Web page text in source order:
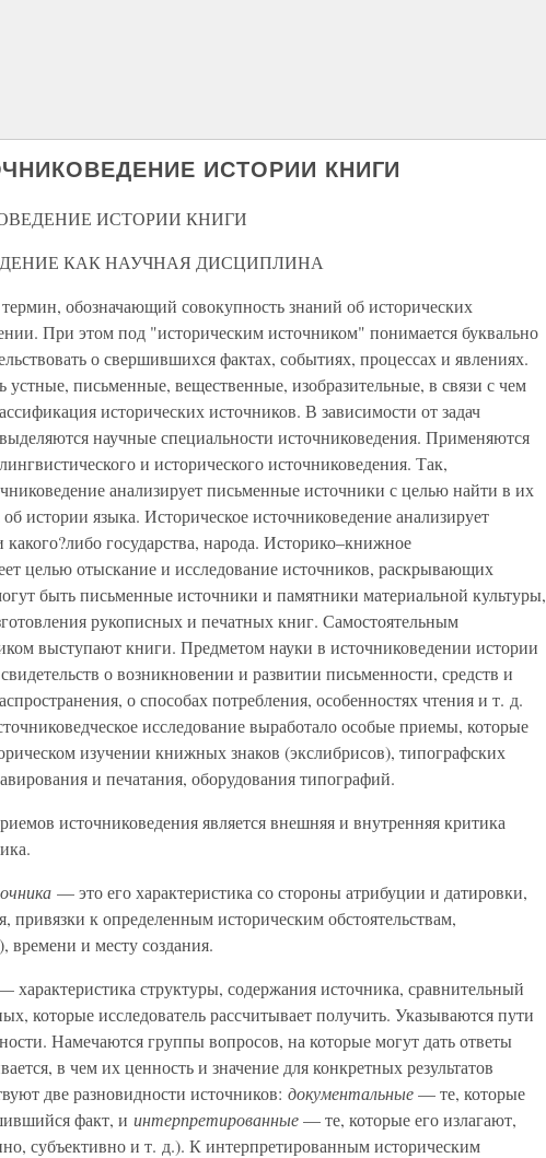
ИСТОРИИ КНИГИ
ИСТОРИИ КНИГИ
КАК НАУЧНАЯ ДИСЦИПЛИНА
обозначающий совокупность знаний об исторических
При этом под "историческим источником" понимается буквально
о свершившихся фактах, событиях, процессах и явлениях.
письменные, вещественные, изобразительные, в связи с чем
исторических источников. В зависимости от задач
научные специальности источниковедения. Применяются
и исторического источниковедения. Так,
анализирует письменные источники с целью найти в их
об истории языка. Историческое источниковедение анализирует
государства, народа. Историко–книжное
целью отыскание и исследование источников, раскрывающих
быть письменные источники и памятники материальной культуры,
рукописных и печатных книг. Самостоятельным
выступают книги. Предметом науки в источниковедении истории
о возникновении и развитии письменности, средств и
о способах потребления, особенностях чтения и т. д.
исследование выработало особые приемы, которые
изучении книжных знаков (экслибрисов), типографских
и печатания, оборудования типографий.
источниковедения является внешняя и внутренняя критика
— это его характеристика со стороны атрибуции и датировки,
привязки к определенным историческим обстоятельствам,
времени и месту создания.
характеристика структуры, содержания источника, сравнительный
которые исследователь рассчитывает получить. Указываются пути
Намечаются группы вопросов, на которые могут дать ответы
в чем их ценность и значение для конкретных результатов
две разновидности источников: документальные— те, которые
факт, и интерпретированные— те, которые его излагают,
субъективно и т. д.). К интерпретированным историческим